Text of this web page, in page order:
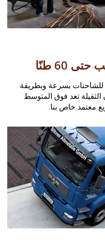
60 طنًا
للشاحنات بسرعة وبطريقة
تعد فوق المتوسط
معتمد خاص بنا.